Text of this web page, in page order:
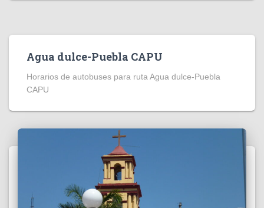
Agua dulce-Puebla CAPU
Horarios de autobuses para ruta Agua dulce-Puebla
CAPU